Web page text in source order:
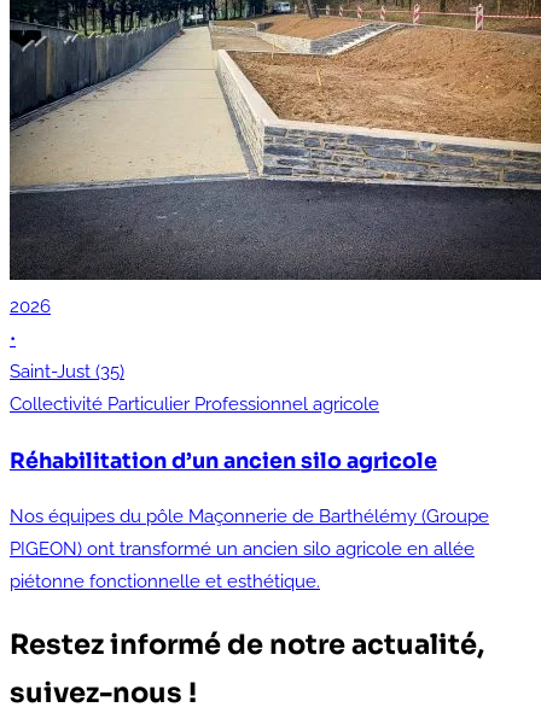
2026
•
Saint-Just (35)
Collectivité Particulier Professionnel agricole
Réhabilitation d’un ancien silo agricole
Nos équipes du pôle Maçonnerie de Barthélémy (Groupe
PIGEON) ont transformé un ancien silo agricole en allée
piétonne fonctionnelle et esthétique.
Restez informé de notre actualité,
suivez-nous !